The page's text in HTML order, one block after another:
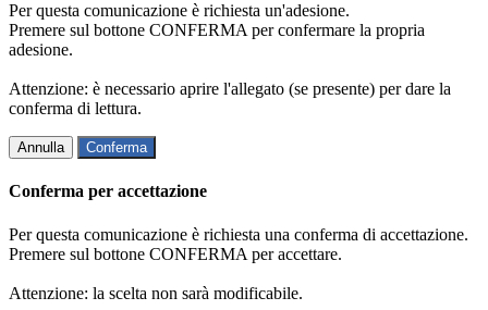
Per questa comunicazione è richiesta un'adesione.
Premere sul bottone CONFERMA per confermare la propria
adesione.
Attenzione: è necessario aprire l'allegato (se presente) per dare la
conferma di lettura.
Annulla Conferma
Conferma per accettazione
Per questa comunicazione è richiesta una conferma di accettazione.
Premere sul bottone CONFERMA per accettare.
Attenzione: la scelta non sarà modificabile.